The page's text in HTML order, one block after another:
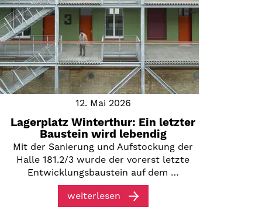
12. Mai 2026
Lagerplatz Winterthur: Ein letzter
Baustein wird lebendig
Mit der Sanierung und Aufstockung der
Halle 181.2/3 wurde der vorerst letzte
Entwicklungsbaustein auf dem …
weiterlesen